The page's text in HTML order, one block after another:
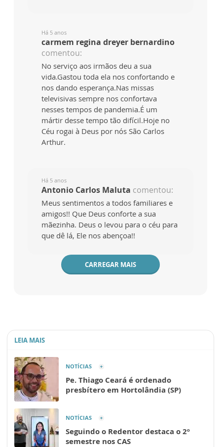
Há 5 anos
carmem regina dreyer bernardino
comentou:
No serviço aos irmãos deu a sua
vida.Gastou toda ela nos confortando e
nos dando esperança.Nas missas
televisivas sempre nos confortava
nesses tempos de pandemia.É um
mártir desse tempo tão difícil.Hoje no
Céu rogai à Deus por nós São Carlos
Arthur.
Há 5 anos
Antonio Carlos Maluta comentou:
Meus sentimentos a todos familiares e
amigos!! Que Deus conforte a sua
mãezinha. Deus o levou para o céu para
que dê lá, Ele nos abençoa!!
CARREGAR MAIS
LEIA MAIS
NOTÍCIAS
Pe. Thiago Ceará é ordenado
presbítero em Hortolândia (SP)
NOTÍCIAS
Seguindo o Redentor destaca o 2º
semestre nos CAS